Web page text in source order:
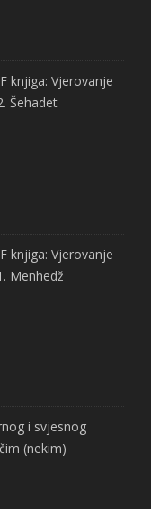
knjiga: Vjerovanje
Šehadet
knjiga: Vjerovanje
Menhedž
i svjesnog
(nekim)